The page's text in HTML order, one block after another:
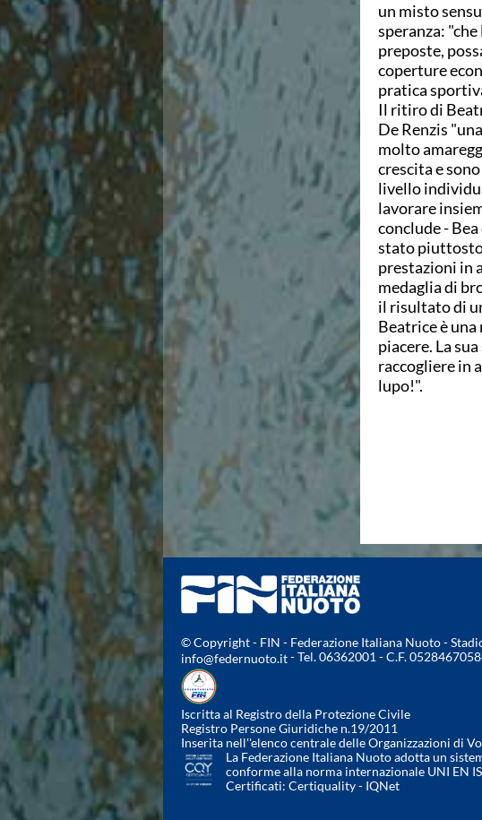
C. F. Viterbo
Area Legislativa
Protezione Civile
Qualità
Sostenibilità
Privacy
Cookie Policy
Archivio News
Flash News
Galleria fotografica
Videogallery
Intranet
Webmail
Contatti
Mappa del sito
un misto
speranza:
preposte,
coperture
pratica
Il ritiro di
De Renzis
molto
crescita e
livello
lavorare
conclude -
stato
prestazioni in
medaglia di
il risultato di
Beatrice è
piacere. La
raccogliere in
lupo!".
© Copyright - FIN - Federazione Italiana Nuoto -
info@federnuoto.it- Tel. 06362001 - C.F.
Iscritta al Registro della Protezione Civile
Registro Persone Giuridiche n.19/2011
Inserita nell''elenco centrale delle Organizzazioni di
La Federazione Italiana Nuoto adotta un
conforme alla norma internazionale UNI EN
Certificati: Certiquality- IQNet